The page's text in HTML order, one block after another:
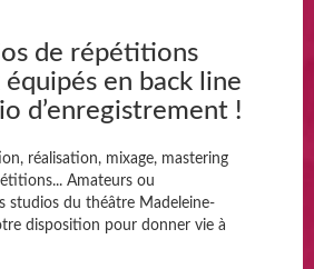
de répétitions
en back line
d’enregistrement !
réalisation, mixage, mastering
Amateurs ou
studios du théâtre Madeleine-
disposition pour donner vie à